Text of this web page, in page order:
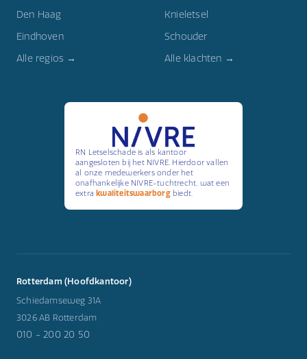
Den Haag
Eindhoven
Alle regios →
Knieletsel
Schouder
Alle klachten →
RN Letselschade is als kantoor
aangesloten bij het NIVRE. Hierdoor vallen
al onze medewerkers onder het
onafhankelijke NIVRE-tuchtrecht, wat een
extrakwaliteitswaarborgbiedt.
Rotterdam (Hoofdkantoor)
Schiedamseweg 31A
3026 AB Rotterdam
010 - 200 20 50